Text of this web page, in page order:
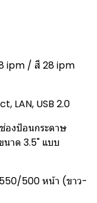
ipm / สี 28 ipm
LAN, USB 2.0
องป้อนกระดาษ
นาด 3.5" แบบ
500 หน้า (ขาว-